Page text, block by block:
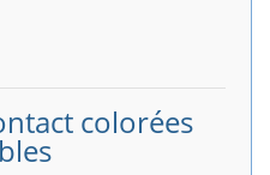
colorées